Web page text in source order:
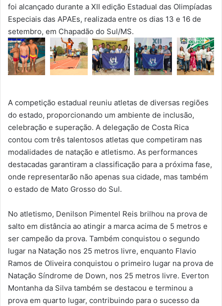
foi alcançado durante a XII edição Estadual das Olimpíadas
Especiais das APAEs, realizada entre os dias 13 e 16 de
setembro, em Chapadão do Sul/MS.
A competição estadual reuniu atletas de diversas regiões
do estado, proporcionando um ambiente de inclusão,
celebração e superação. A delegação de Costa Rica
contou com três talentosos atletas que competiram nas
modalidades de natação e atletismo. As performances
destacadas garantiram a classificação para a próxima fase,
onde representarão não apenas sua cidade, mas também
o estado de Mato Grosso do Sul.
No atletismo, Denilson Pimentel Reis brilhou na prova de
salto em distância ao atingir a marca acima de 5 metros e
ser campeão da prova. Também conquistou o segundo
lugar na Natação nos 25 metros livre, enquanto Flavio
Ramos de Oliveira conquistou o primeiro lugar na prova de
Natação Síndrome de Down, nos 25 metros livre. Everton
Montanha da Silva também se destacou e terminou a
prova em quarto lugar, contribuindo para o sucesso da